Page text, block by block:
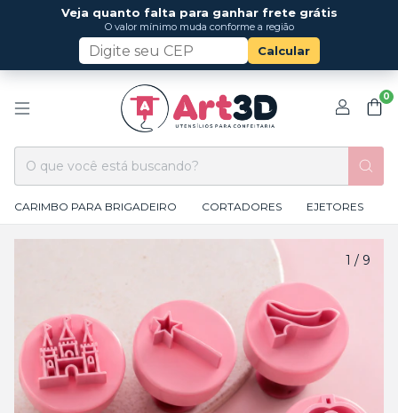
Veja quanto falta para ganhar frete grátis
O valor mínimo muda conforme a região
Calcular
0
CARIMBO PARA BRIGADEIRO CORTADORES EJETORES
1 / 9